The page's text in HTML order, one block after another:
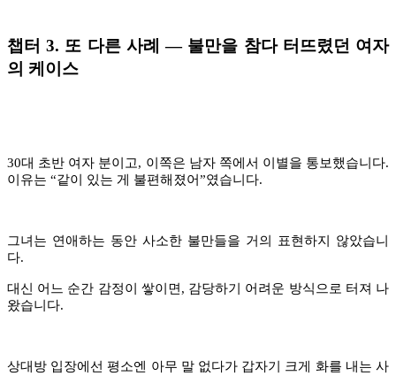
챕터 3. 또 다른 사례 — 불만을 참다 터뜨렸던 여자
의 케이스
30대 초반 여자 분이고, 이쪽은 남자 쪽에서 이별을 통보했습니다.
이유는 “같이 있는 게 불편해졌어”였습니다.
그녀는 연애하는 동안 사소한 불만들을 거의 표현하지 않았습니
다.
대신 어느 순간 감정이 쌓이면, 감당하기 어려운 방식으로 터져 나
왔습니다.
상대방 입장에선 평소엔 아무 말 없다가 갑자기 크게 화를 내는 사